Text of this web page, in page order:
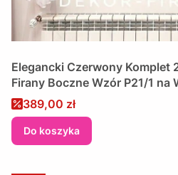
Elegancki Czerwony Komplet
Firany Boczne Wzór P21/1
cmCena promocyjna
389,00 zł
Do koszyka